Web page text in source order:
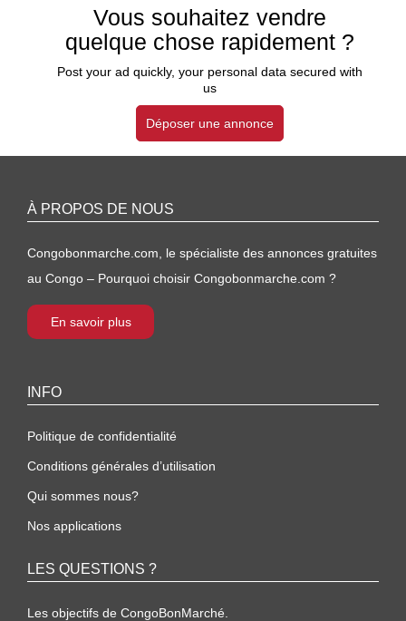
Vous souhaitez vendre
quelque chose rapidement ?
Post your ad quickly, your personal data secured with
us
Déposer une annonce
À PROPOS DE NOUS
Congobonmarche.com, le spécialiste des annonces gratuites
au Congo – Pourquoi choisir Congobonmarche.com ?
En savoir plus
INFO
Politique de confidentialité
Conditions générales d’utilisation
Qui sommes nous?
Nos applications
LES QUESTIONS ?
Les objectifs de CongoBonMarché.